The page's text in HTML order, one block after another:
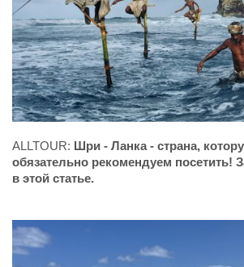
ALLTOUR: Шри - Ланка - страна,
обязательно рекомендуем посетить!
в этой статье.